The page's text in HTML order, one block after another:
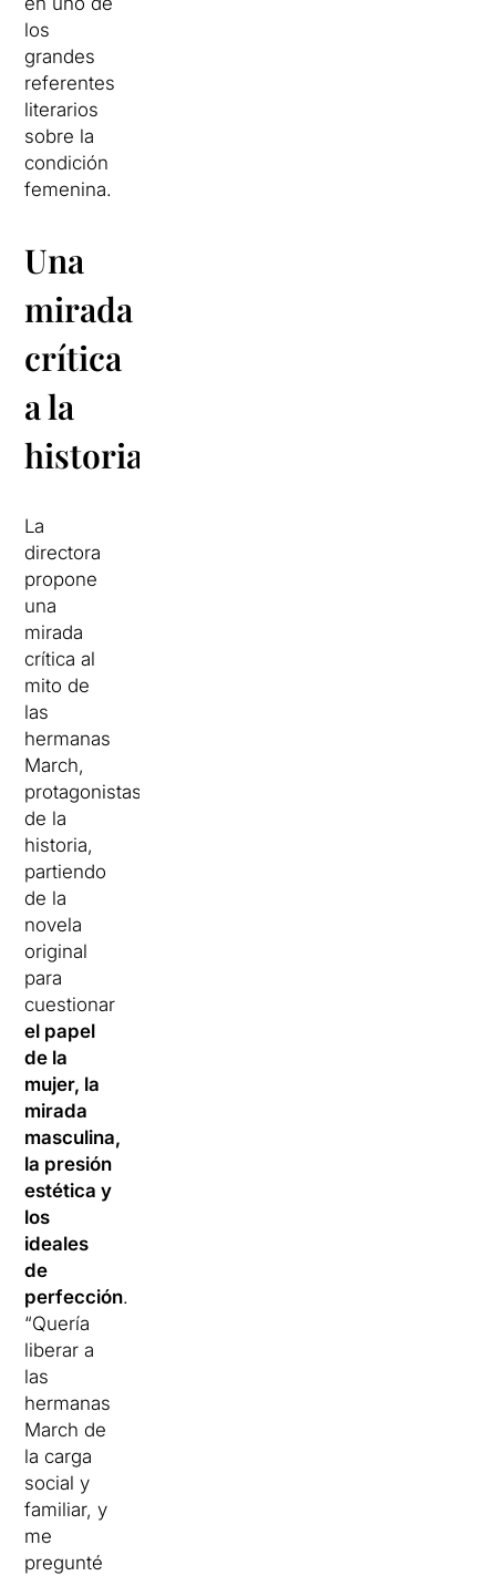
los
grandes
referentes
literarios
sobre la
condición
femenina.
Una
mirada
crítica
a la
historia
La
directora
propone
una
mirada
crítica al
mito de
las
hermanas
March,
protagonistas
de la
historia,
partiendo
de la
novela
original
para
cuestionar
el papel
de la
mujer, la
mirada
masculina,
la presión
estética y
los
ideales
de
perfección.
“Quería
liberar a
las
hermanas
March de
la carga
social y
familiar, y
me
pregunté